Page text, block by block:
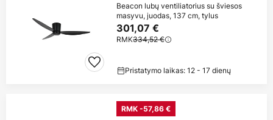
Beacon lubų ventiliatorius su šviesos
masyvu, juodas, 137 cm, tylus
301,07 €
RMK334,52 €
Pristatymo laikas: 12 - 17 dienų
RMK -57,86 €